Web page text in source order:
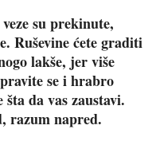
su prekinute,
Ruševine ćete graditi
lakše, jer više
se i hrabro
da vas zaustavi.
razum napred.